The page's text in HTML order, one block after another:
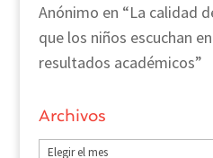
Anónimo en “La calidad
que los niños escuchan
resultados académicos”
Archivos
Archivos